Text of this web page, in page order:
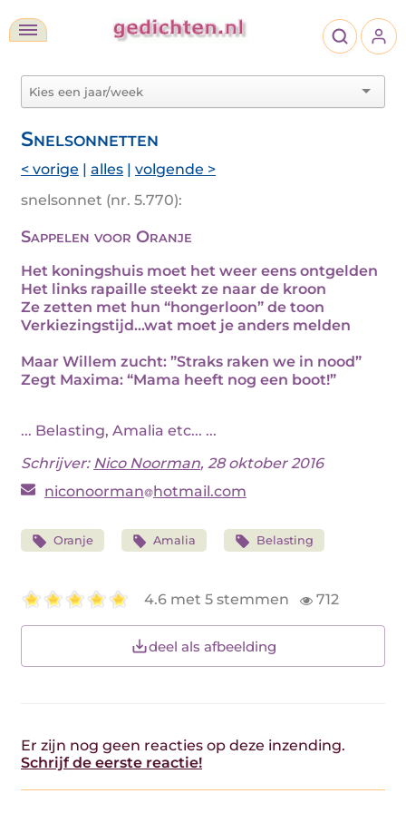
Snelsonnetten
< vorige | alles | volgende >
snelsonnet (nr. 5.770):
Sappelen voor Oranje
Het koningshuis moet het weer eens ontgelden
Het links rapaille steekt ze naar de kroon
Ze zetten met hun “hongerloon” de toon
Verkiezingstijd...wat moet je anders melden
Maar Willem zucht: ”Straks raken we in nood”
Zegt Maxima: “Mama heeft nog een boot!”
... Belasting, Amalia etc... ...
Schrijver: Nico Noorman, 28 oktober 2016
niconoorman hotmail.com
Oranje Amalia Belasting
4.6 met 5 stemmen 712
deel als afbeelding
Er zijn nog geen reacties op deze inzending.
Schrijf de eerste reactie!